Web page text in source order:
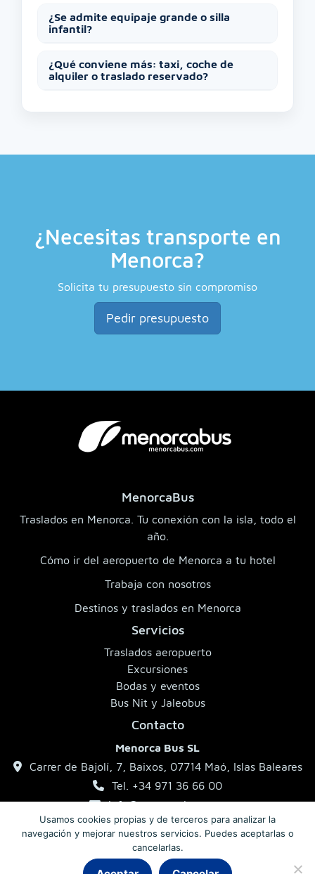
¿Se admite equipaje grande o silla
infantil?
¿Qué conviene más: taxi, coche de
alquiler o traslado reservado?
¿Necesitas transporte en
Menorca?
Solicita tu presupuesto sin compromiso
Pedir presupuesto
MenorcaBus
Traslados en Menorca. Tu conexión con la isla, todo el
año.
Cómo ir del aeropuerto de Menorca a tu hotel
Trabaja con nosotros
Destinos y traslados en Menorca
Servicios
Traslados aeropuerto
Excursiones
Bodas y eventos
Bus Nit y Jaleobus
Contacto
Menorca Bus SL
Carrer de Bajolí, 7, Baixos, 07714 Maó, Islas Baleares
Tel. +34 971 36 66 00
info@menorcabus.com
Aviso legal Política de privacidadCondiciones generales
Usamos cookies propias y de terceros para analizar la
navegación y mejorar nuestros servicios. Puedes aceptarlas o
cancelarlas.